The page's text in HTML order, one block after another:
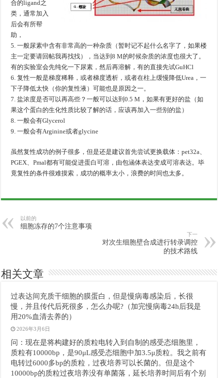
合的ligand之
类，通常加入
后会有所帮
助，
5. 一般尿素中含有非常高的一种杂质（暂时记不起什么名字了，如果楼
主一定要请回帖我再找找），当达到8 M的时候杂质的浓度也很大了。
有的实验室会先纯化一下尿素，然后再溶解，有的直接先试GuHCl
6. 复性一般是梯度稀释，或者梯度透析，或者在柱上缓慢降低Urea，一
下子降低太快（你的复性液）可能也是原因之一。
7. 盐浓度是否可以再高些？一般可以达到0.5 M，如果有更好的盐（如
果这个蛋白的生化性质比较了解的话，应该再加入一些别的盐）
8. 一般会有Glycerol
9. 一般会有Arginine或者glycine
虽然复性成功的例子很多，但是还是建议首先尝试更换载体：pet32a、
PGEX、Pmal都有可能促进蛋白可溶，由包涵体表达变成可溶表达。毕
竟复性的条件很难摸索，成功的概率太小，浪费的时间也太多。
以前的
细胞冻存的7个注意事项
下一
对次生细胞壁合成进行转录调控
的技术路线
相关文章
过表达间充质干细胞的膜蛋白，但是慢病毒感染后，长很
慢，并且传代后死很多，怎么办呢?（加完慢病毒24h后我是
用20%血清去养的）
2026年3月6日
问：现在是将构建好的质粒电转入到自制的感受态细胞里，
质粒有10000bp，是90μL感受态细胞中加3.5μ质粒。我之前有
电转过6000多bp的质粒，过夜培养可以长菌的。但是这个
10000bp的质粒过夜培养没有单菌落，延长培养时间后有个别